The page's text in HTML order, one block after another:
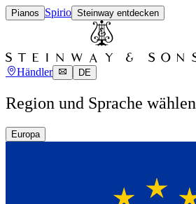
Pianos Spirio Steinway entdecken
Händler DE
Region und Sprache wählen
Europa